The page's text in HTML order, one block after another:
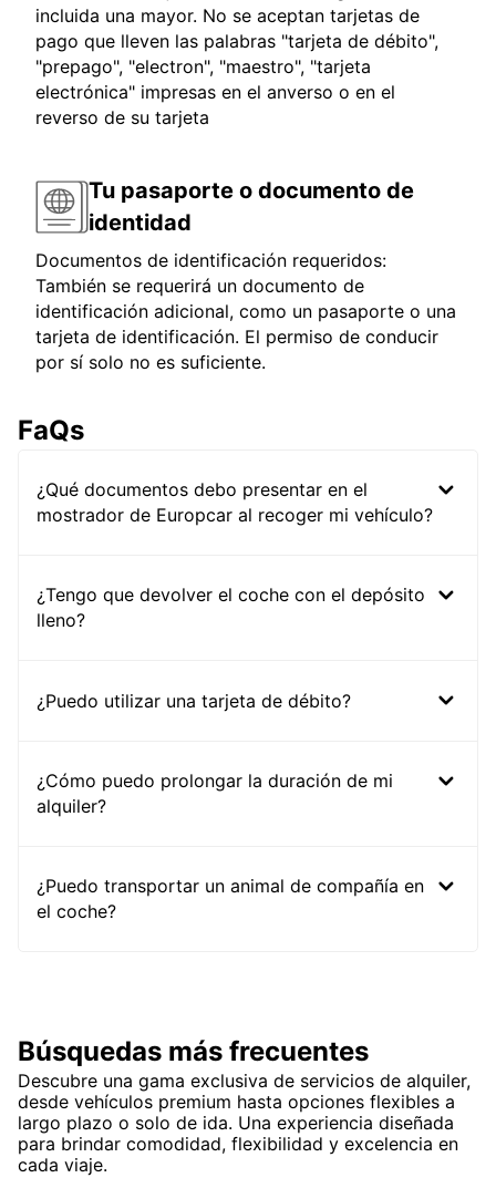
incluida una mayor. No se aceptan tarjetas de
pago que lleven las palabras "tarjeta de débito",
"prepago", "electron", "maestro", "tarjeta
electrónica" impresas en el anverso o en el
reverso de su tarjeta
Tu pasaporte o documento de
identidad
Documentos de identificación requeridos:
También se requerirá un documento de
identificación adicional, como un pasaporte o una
tarjeta de identificación. El permiso de conducir
por sí solo no es suficiente.
FaQs
¿Qué documentos debo presentar en el
mostrador de Europcar al recoger mi vehículo?
¿Tengo que devolver el coche con el depósito
lleno?
¿Puedo utilizar una tarjeta de débito?
¿Cómo puedo prolongar la duración de mi
alquiler?
¿Puedo transportar un animal de compañía en
el coche?
Búsquedas más frecuentes
Descubre una gama exclusiva de servicios de alquiler,
desde vehículos premium hasta opciones flexibles a
largo plazo o solo de ida. Una experiencia diseñada
para brindar comodidad, flexibilidad y excelencia en
cada viaje.